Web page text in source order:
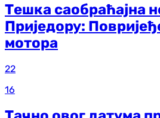
Тешка саобраћајна
Приједору:
мотора
22
16